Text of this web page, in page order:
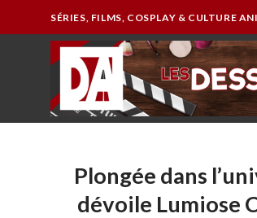
SÉRIES, FILMS, COSPLAY & CULTURE
Plongée dans
dévoile Lumiose